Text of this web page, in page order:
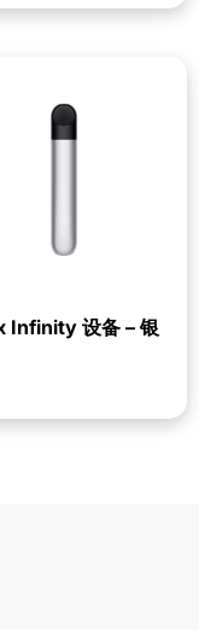
Infinity 设备 – 银